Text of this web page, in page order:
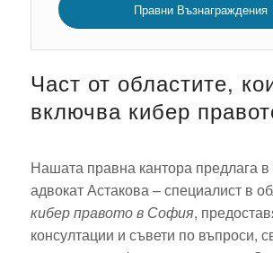
Правни Възнаграждения
Част от областите,
включва кибер
Нашата правна кантора предлага в
адвокат Астакова – специалист в
кибер правото в София,
консултации и съвети по въпроси,